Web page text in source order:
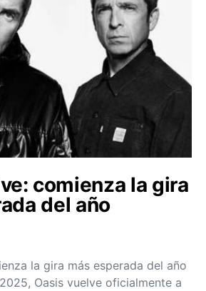
comienza la gira
del año
la gira más esperada del año
Oasis vuelve oficialmente a